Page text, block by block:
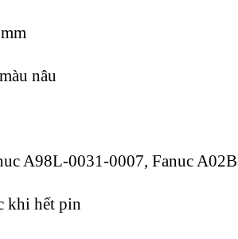
nâu
A98L-0031-0007, Fanuc
khi hết pin